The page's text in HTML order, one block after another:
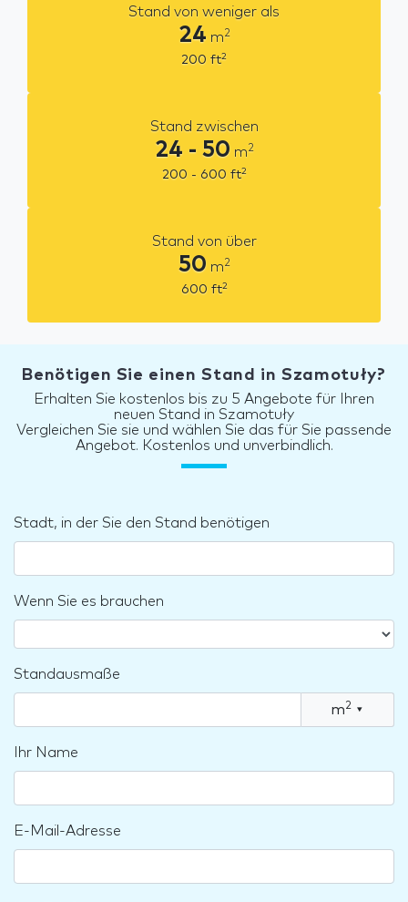
Stand von weniger als
24 m2
200 ft2
Stand zwischen
24 - 50 m2
200 - 600 ft2
Stand von über
50 m2
600 ft2
Benötigen Sie einen Stand in Szamotuły?
Erhalten Sie kostenlos bis zu 5 Angebote für Ihren
neuen Stand in Szamotuły
Vergleichen Sie sie und wählen Sie das für Sie passende
Angebot. Kostenlos und unverbindlich.
Stadt, in der Sie den Stand benötigen
Wenn Sie es brauchen
Standausmaße
m2 ▾
Ihr Name
E-Mail-Adresse